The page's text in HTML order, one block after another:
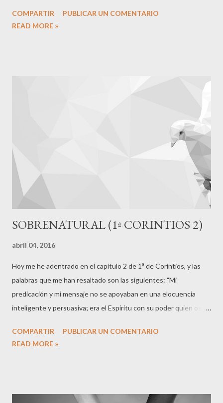
se están identificando y a la vez creando fronteras al decir: "Yo
dicha sabiduría es la que nos lleva a perder de vista la centralidad
de Jesús, y que por tanto olvida que los colaboradores de Dios,
la vida, la muerte, el presente y el futuro, se nos ha dado, pero
nosotros somos de ...
COMPARTIR
PUBLICAR UN COMENTARIO
READ MORE »
SOBRENATURAL (1ª CORINTIOS 2)
abril 04, 2016
Hoy me he adentrado en el capítulo 2 de 1ª de Corintios, y las
palabras que me han resaltado son las siguientes: "Mi
predicación y mi mensaje no se apoyaban en una elocuencia
inteligente y persuasiva; era el Espíritu con su poder quien os
Espíritu y el poder de Dios" . Pienso en las muchas veces que
COMPARTIR
PUBLICAR UN COMENTARIO
READ MORE »